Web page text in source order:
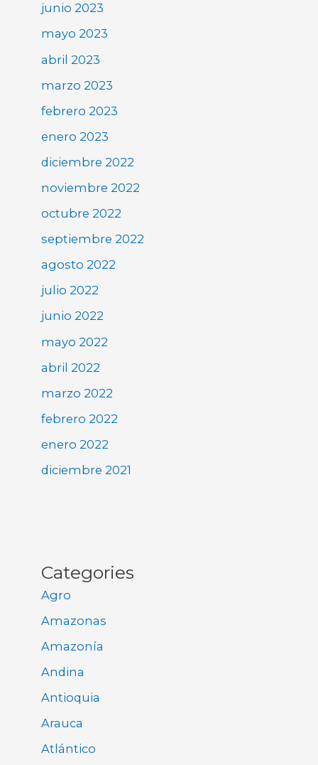
junio 2023
mayo 2023
abril 2023
marzo 2023
febrero 2023
enero 2023
diciembre 2022
noviembre 2022
octubre 2022
septiembre 2022
agosto 2022
julio 2022
junio 2022
mayo 2022
abril 2022
marzo 2022
febrero 2022
enero 2022
diciembre 2021
Categories
Agro
Amazonas
Amazonía
Andina
Antioquia
Arauca
Atlántico